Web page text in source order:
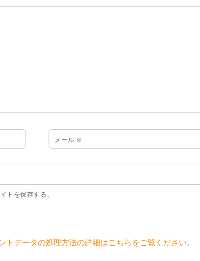
メール ※
トを保存する。
トデータの処理方法の詳細はこちらをご覧ください。